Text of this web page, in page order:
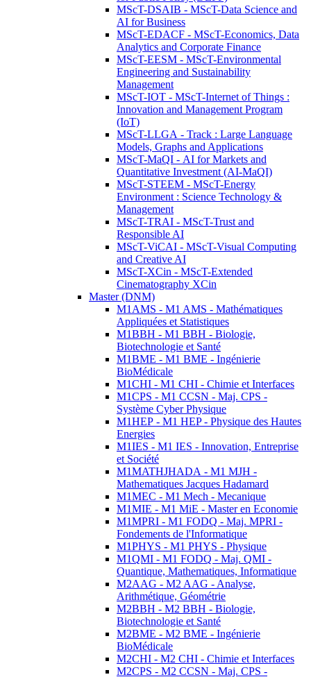
MScT-DSAIB - MScT-Data Science and
AI for Business
MScT-EDACF - MScT-Economics, Data
Analytics and Corporate Finance
MScT-EESM - MScT-Environmental
Engineering and Sustainability
Management
MScT-IOT - MScT-Internet of Things :
Innovation and Management Program
(IoT)
MScT-LLGA - Track : Large Language
Models, Graphs and Applications
MScT-MaQI - AI for Markets and
Quantitative Investment (AI-MaQI)
MScT-STEEM - MScT-Energy
Environment : Science Technology &
Management
MScT-TRAI - MScT-Trust and
Responsible AI
MScT-ViCAI - MScT-Visual Computing
and Creative AI
MScT-XCin - MScT-Extended
Cinematography XCin
Master (DNM)
M1AMS - M1 AMS - Mathématiques
Appliquées et Statistiques
M1BBH - M1 BBH - Biologie,
Biotechnologie et Santé
M1BME - M1 BME - Ingénierie
BioMédicale
M1CHI - M1 CHI - Chimie et Interfaces
M1CPS - M1 CCSN - Maj. CPS -
Système Cyber Physique
M1HEP - M1 HEP - Physique des Hautes
Energies
M1IES - M1 IES - Innovation, Entreprise
et Société
M1MATHJHADA - M1 MJH -
Mathematiques Jacques Hadamard
M1MEC - M1 Mech - Mecanique
M1MIE - M1 MiE - Master en Economie
M1MPRI - M1 FODQ - Maj. MPRI -
Fondements de l'Informatique
M1PHYS - M1 PHYS - Physique
M1QMI - M1 FODQ - Maj. QMI -
Quantique, Mathematiques, Informatique
M2AAG - M2 AAG - Analyse,
Arithmétique, Géométrie
M2BBH - M2 BBH - Biologie,
Biotechnologie et Santé
M2BME - M2 BME - Ingénierie
BioMédicale
M2CHI - M2 CHI - Chimie et Interfaces
M2CPS - M2 CCSN - Maj. CPS -